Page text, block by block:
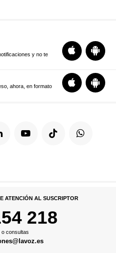
y no te
ahora, en formato
ATENCIÓN AL SUSCRIPTOR
218
o consultas